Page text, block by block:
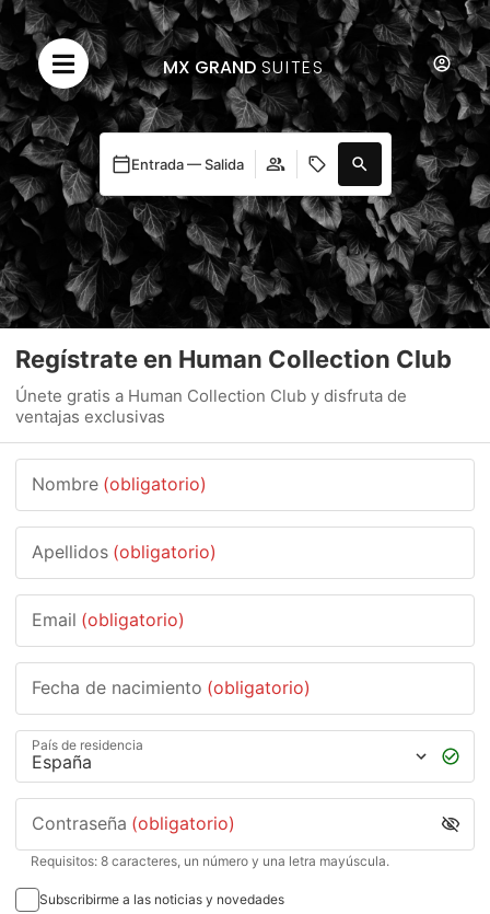
MX GRAND SUITES
Entrada — Salida
Regístrate en Human Collection Club
Únete gratis a Human Collection Club y disfruta de
ventajas exclusivas
Nombre (obligatorio)
Apellidos (obligatorio)
Email (obligatorio)
Fecha de nacimiento (obligatorio)
País de residencia
Contraseña (obligatorio)
Requisitos: 8 caracteres, un número y una letra mayúscula.
Subscribirme a las noticias y novedades